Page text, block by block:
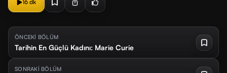
16 dk
ÖNCEKİ BÖLÜM
Tarihin En Güçlü Kadını: Marie Curie
SONRAKİ BÖLÜM